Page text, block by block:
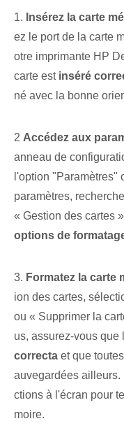
1. Insérez la carte
ez le port de la carte
otre imprimante HP
carte est inséré
né avec la bonne
2 Accédez aux
anneau de
l'option "Paramètres"
paramètres,
« Gestion des cartes
options de
3. Formatez la carte
ion des cartes,
ou « Supprimer la
us, assurez-vous
correcta et que
auvegardées ailleurs.
ctions à l'écran pour
moire.